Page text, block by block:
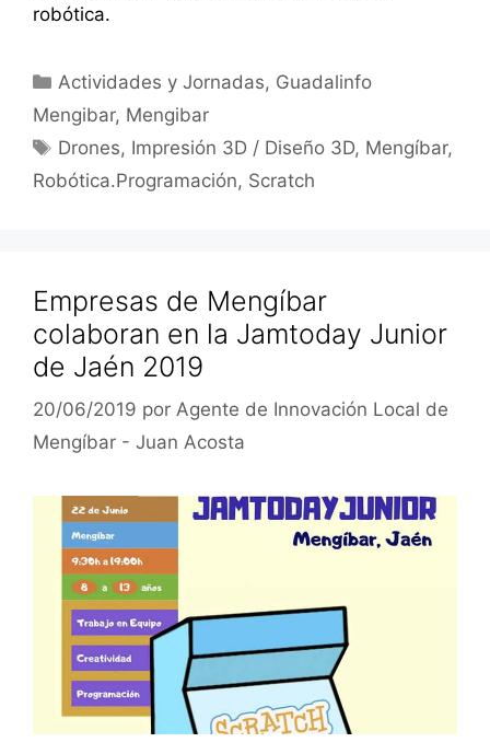
robótica.
Categorías
Actividades y Jornadas, Guadalinfo
Mengibar, Mengibar
Etiquetas
Drones, Impresión 3D / Diseño 3D, Mengíbar,
Robótica.Programación, Scratch
Empresas de Mengíbar
colaboran en la Jamtoday Junior
de Jaén 2019
20/06/2019 por Agente de Innovación Local de
Mengíbar - Juan Acosta